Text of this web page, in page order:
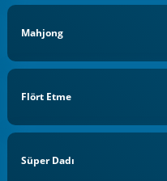
Mahjong
Flört Etme
Süper Dadı